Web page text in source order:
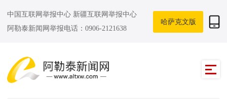
中国互联网举报中心 新疆互联网举报中心
阿勒泰新闻网举报电话：0906-2121638
哈萨克文版